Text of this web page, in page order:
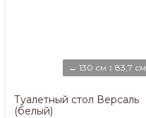
↔ 130 см ↕ 83,7 см
Туалетный стол Версаль
(белый)